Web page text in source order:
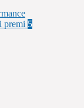
premi 5